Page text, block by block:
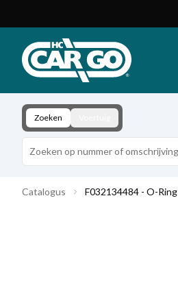
Download
Contact
Zoeken
Catalogus F032134484 - O-Ring